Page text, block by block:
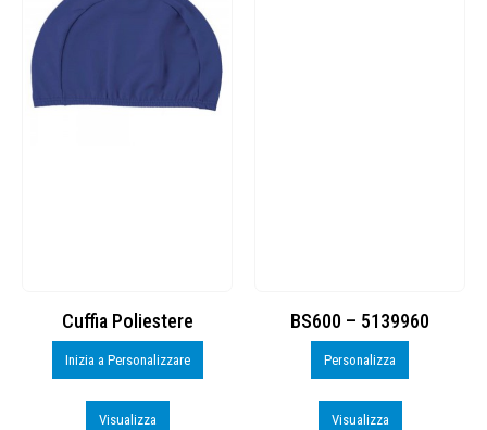
Cuffia Poliestere
Inizia a Personalizzare
Visualizza
BS600 – 5139960
Personalizza
Visualizza